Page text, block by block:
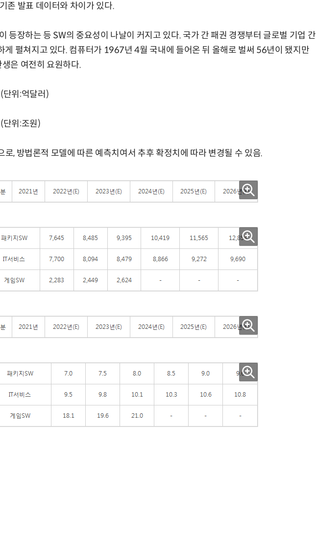
존 발표 데이터와 차이가 있다.
등장하는 등 SW의 중요성이 나날이 커지고 있다. 국가 간 패권 경쟁부터 글로벌 기업 간
게 펼쳐지고 있다. 컴퓨터가 1967년 4월 국내에 들어온 뒤 올해로 벌써 56년이 됐지만
은 여전히 요원하다.
위:억달러)
위:조원)
로, 방법론적 모델에 따른 예측치여서 추후 확정치에 따라 변경될 수 있음.